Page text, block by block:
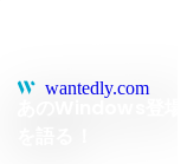
wantedly.com